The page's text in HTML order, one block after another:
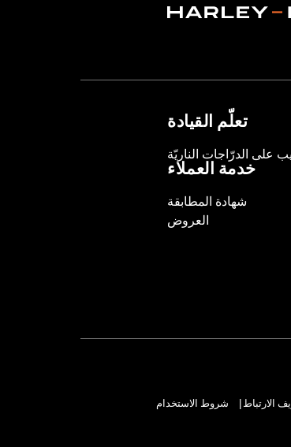
تعلّم القيادة
على الدرّاجات الناريّة
خدمة العملاء
شهادة المطابقة
العروض
شروط الاستخدام
الارتباط